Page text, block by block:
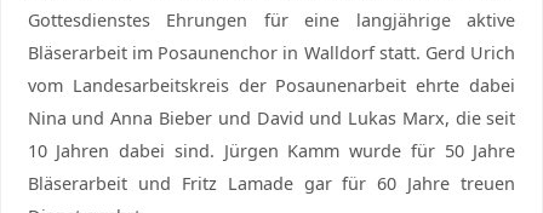
Gottesdienstes Ehrungen für eine langjährige aktive
Bläserarbeit im Posaunenchor in Walldorf statt. Gerd Urich
vom Landesarbeitskreis der Posaunenarbeit ehrte dabei
Nina und Anna Bieber und David und Lukas Marx, die seit
10 Jahren dabei sind. Jürgen Kamm wurde für 50 Jahre
Bläserarbeit und Fritz Lamade gar für 60 Jahre treuen